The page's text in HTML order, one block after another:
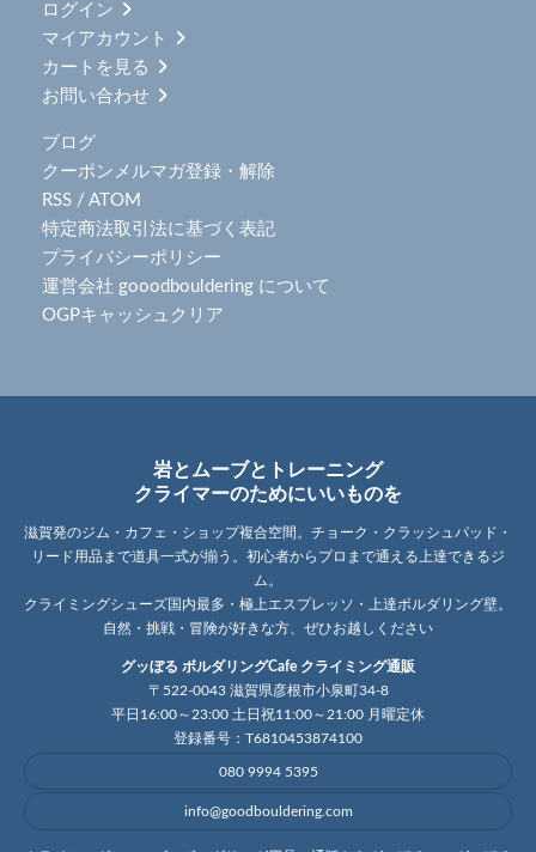
ログイン
マイアカウント
カートを見る
お問い合わせ
ブログ
クーポンメルマガ登録・解除
RSS / ATOM
特定商法取引法に基づく表記
プライバシーポリシー
運営会社 gooodbouldering について
OGPキャッシュクリア
岩とムーブとトレーニング
クライマーのためにいいものを
滋賀発のジム・カフェ・ショップ複合空間。チョーク・クラッシュパッド・
リード用品まで道具一式が揃う。初心者からプロまで通える上達できるジ
ム。
クライミングシューズ国内最多・極上エスプレッソ・上達ボルダリング壁。
自然・挑戦・冒険が好きな方、ぜひお越しください
グッぼる ボルダリングCafe クライミング通販
〒522-0043 滋賀県彦根市小泉町34-8
平日16:00～23:00 土日祝11:00～21:00 月曜定休
登録番号：T6810453874100
080 9994 5395
info@goodbouldering.com